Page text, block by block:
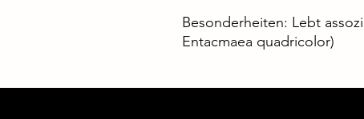
Besonderheiten: Lebt
Entacmaea quadricolor)